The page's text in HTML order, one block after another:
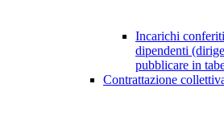
Incarichi
dipendenti
pubblicare in
Contrattazione